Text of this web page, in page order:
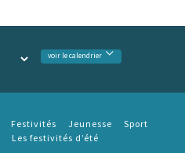
voir le calendrier
Festivités Jeunesse
Sport
Les festivités d’été